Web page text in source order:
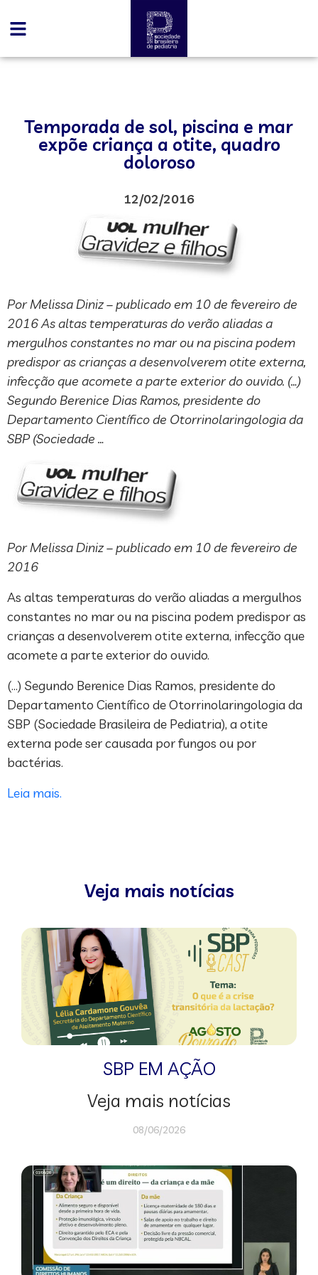
Temporada de sol, piscina e mar
expõe criança a otite, quadro
doloroso
12/02/2016
Por Melissa Diniz – publicado em 10 de fevereiro de
2016 As altas temperaturas do verão aliadas a
mergulhos constantes no mar ou na piscina podem
predispor as crianças a desenvolverem otite externa,
infecção que acomete a parte exterior do ouvido. (…)
Segundo Berenice Dias Ramos, presidente do
Departamento Científico de Otorrinolaringologia da
SBP (Sociedade …
Por Melissa Diniz – publicado em 10 de fevereiro de
2016
As altas temperaturas do verão aliadas a mergulhos
constantes no mar ou na piscina podem predispor as
crianças a desenvolverem otite externa, infecção que
acomete a parte exterior do ouvido.
(…) Segundo Berenice Dias Ramos, presidente do
Departamento Científico de Otorrinolaringologia da
SBP (Sociedade Brasileira de Pediatria), a otite
externa pode ser causada por fungos ou por
bactérias.
Leia mais.
Veja mais notícias
SBP EM AÇÃO
Veja mais notícias
08/06/2026